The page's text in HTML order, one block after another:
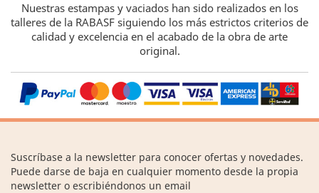
Nuestras estampas y vaciados han sido realizados en los
talleres de la RABASF siguiendo los más estrictos criterios de
calidad y excelencia en el acabado de la obra de arte
original.
Suscríbase a la newsletter para conocer ofertas y novedades.
Puede darse de baja en cualquier momento desde la propia
newsletter o escribiéndonos un email